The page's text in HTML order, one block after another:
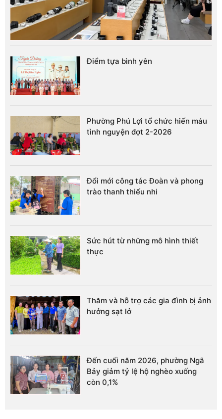
Điểm tựa bình yên
Phường Phú Lợi tổ chức hiến máu
tình nguyện đợt 2-2026
Đổi mới công tác Đoàn và phong
trào thanh thiếu nhi
Sức hút từ những mô hình thiết
thực
Thăm và hỗ trợ các gia đình bị ảnh
hưởng sạt lở
Đến cuối năm 2026, phường Ngã
Bảy giảm tỷ lệ hộ nghèo xuống
còn 0,1%